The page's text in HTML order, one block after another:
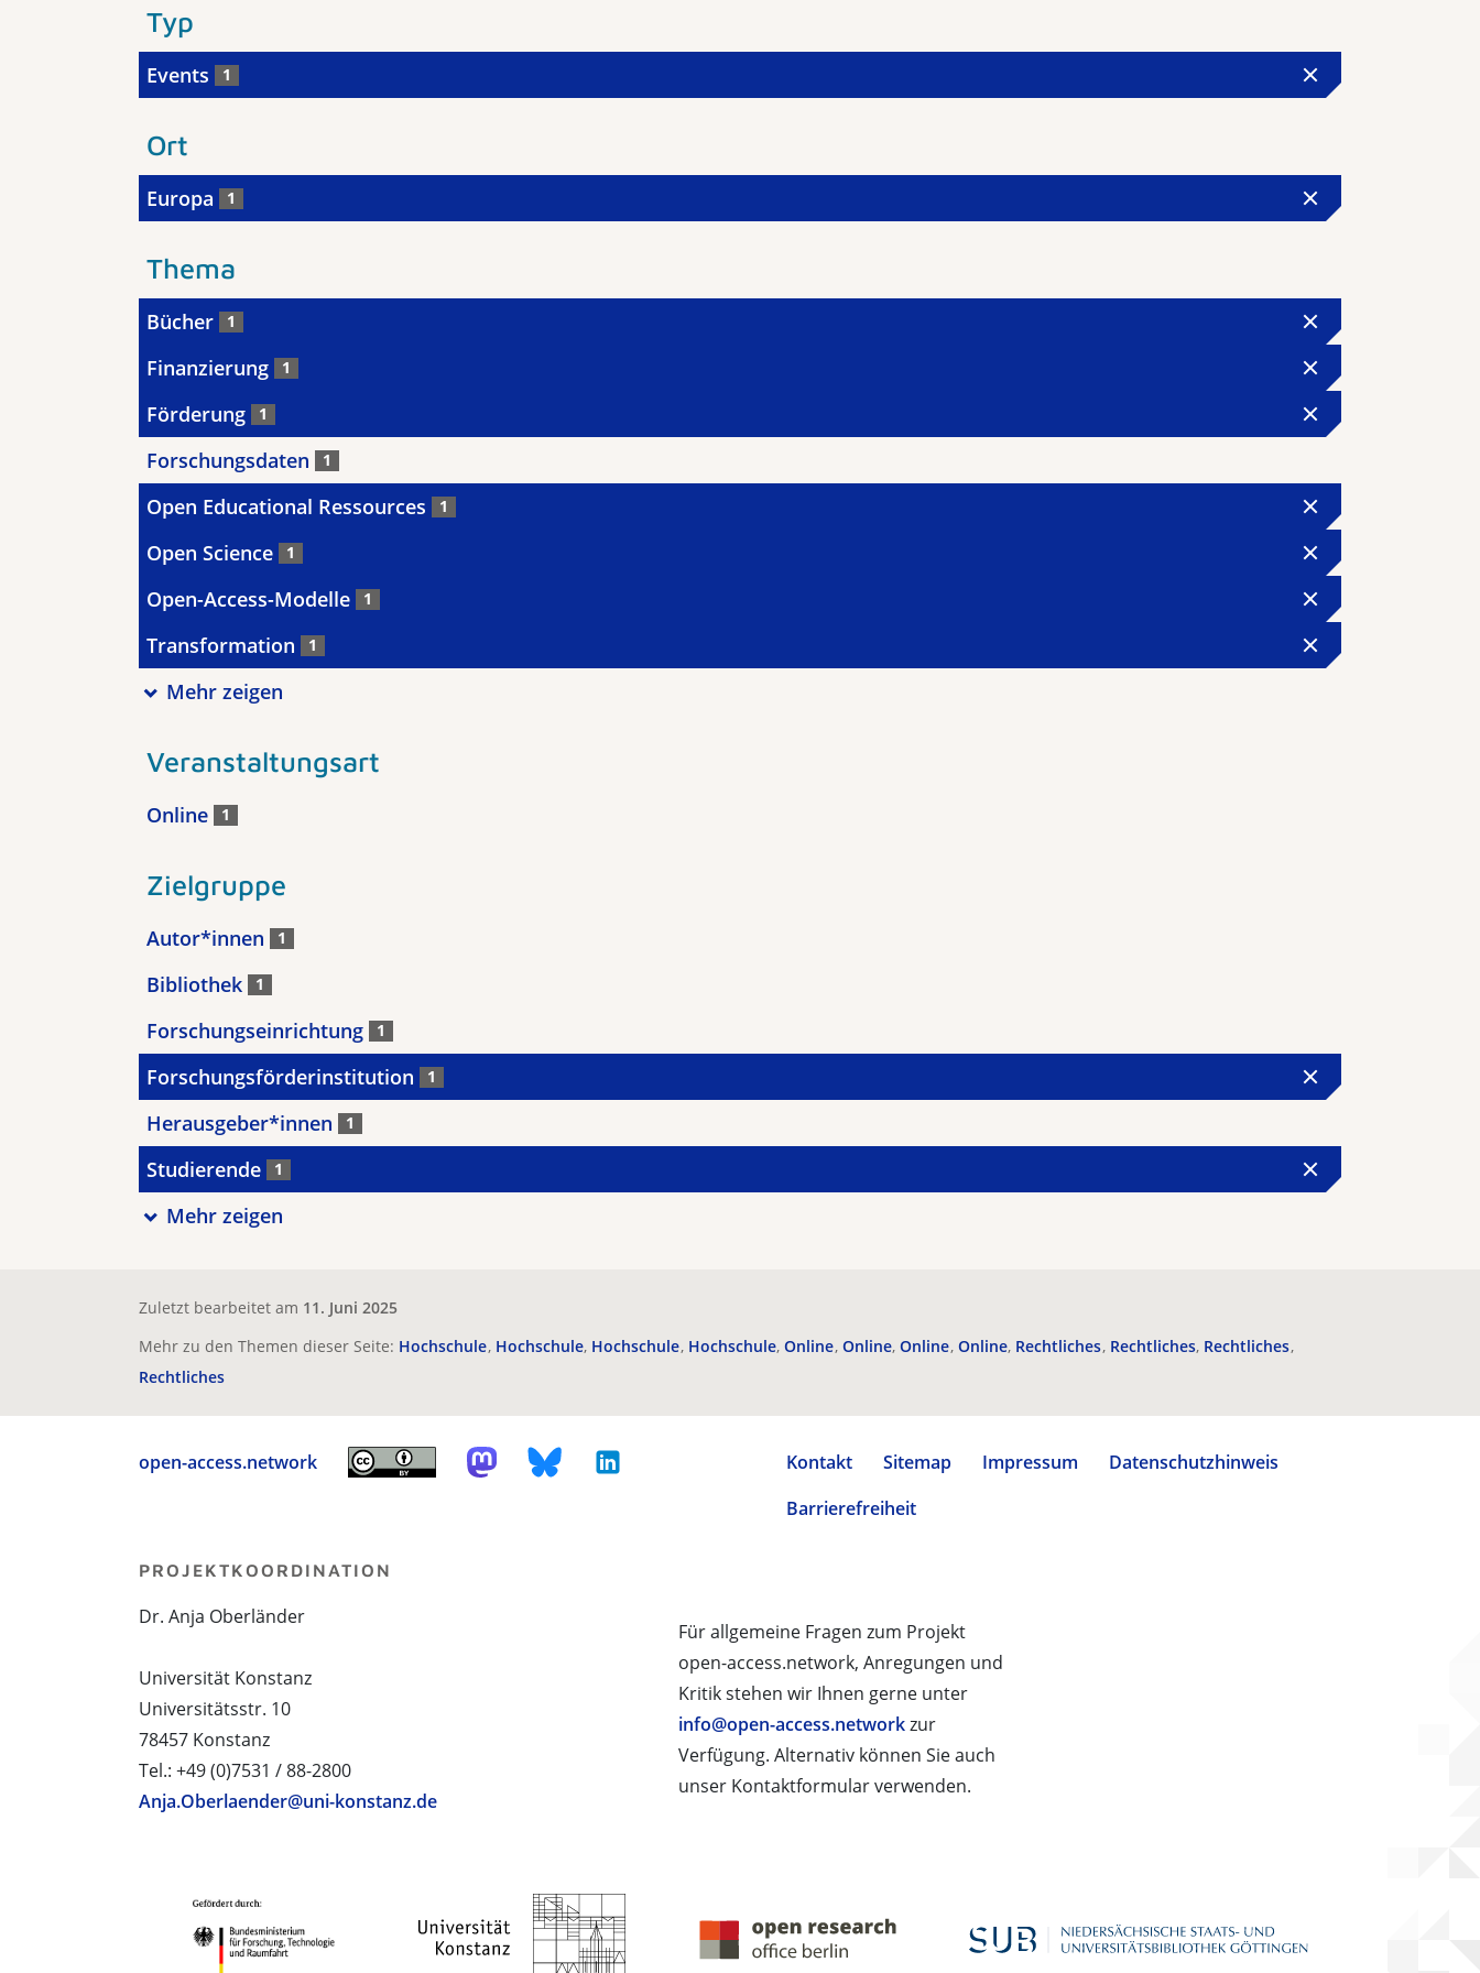
Typ
Events 1
Ort
Europa 1
Thema
Bücher 1
Finanzierung 1
Förderung 1
Forschungsdaten 1
Open Educational Ressources 1
Open Science 1
Open-Access-Modelle 1
Transformation 1
Mehr zeigen
Veranstaltungsart
Online 1
Zielgruppe
Autor*innen 1
Bibliothek 1
Forschungseinrichtung 1
Forschungsförderinstitution 1
Herausgeber*innen 1
Studierende 1
Mehr zeigen
Zuletzt bearbeitet am 11. Juni 2025
Mehr zu den Themen dieser Seite: Hochschule Hochschule Hochschule Hochschule Online Online Online Online Rechtliches Rechtliches Rechtliches
Rechtliches
open-access.network Kontakt Sitemap Impressum
Datenschutzhinweis
Barrierefreiheit
Für allgemeine Fragen zum Projekt
open-access.network, Anregungen und
Kritik stehen wir Ihnen gerne unter
info@open-access.networkzur
Verfügung. Alternativ können Sie auch
unser Kontaktformular verwenden.
PROJEKTKOORDINATION
Dr. Anja Oberländer
Universität Konstanz
Universitätsstr. 10
78457 Konstanz
Tel.: +49 (0)7531 / 88-2800
Anja.Oberlaender@uni-konstanz.de